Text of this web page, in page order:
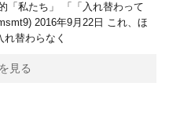
「私たち」 「「入れ替わって
2016年9月22日 これ、ほ
替わらなく
見る